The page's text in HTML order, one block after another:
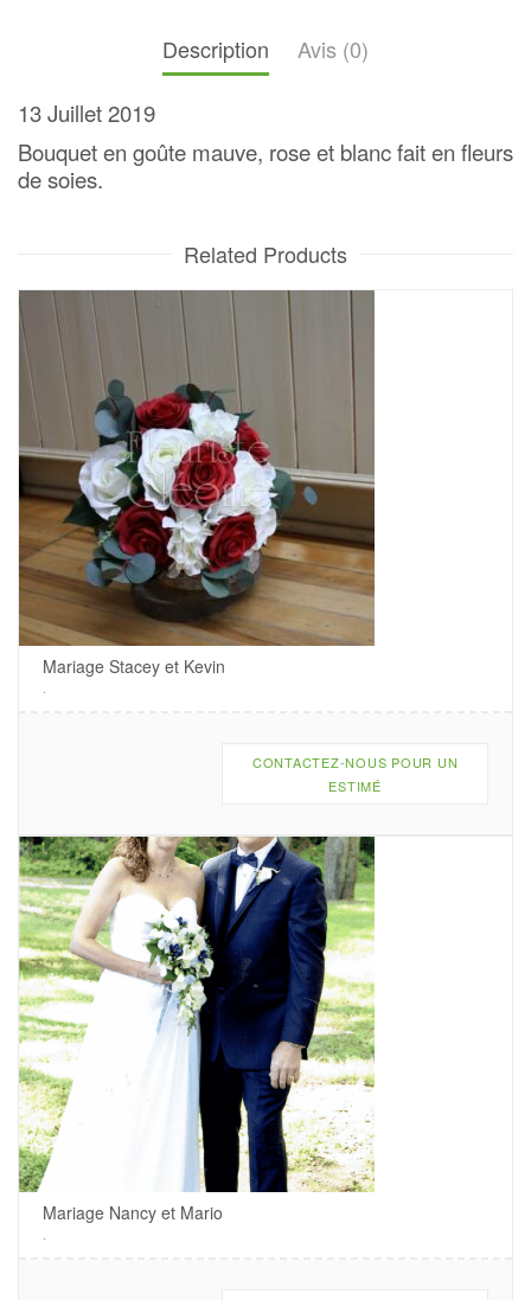
Description Avis (0)
13 Juillet 2019
Bouquet en goûte mauve, rose et blanc fait en fleurs
de soies.
Related Products
Mariage Stacey et Kevin
CONTACTEZ-NOUS POUR UN
ESTIMÉ
Mariage Nancy et Mario